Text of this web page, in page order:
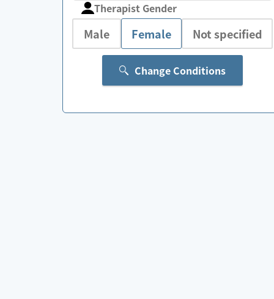
Therapist Gender
Male Female Not specified
Change Conditions